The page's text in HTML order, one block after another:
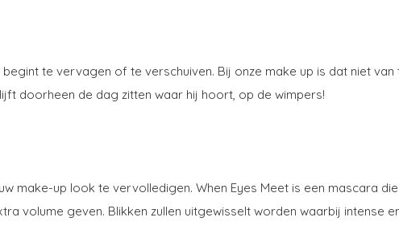
te vervagen of te verschuiven. Bij onze make up is dat niet
doorheen de dag zitten waar hij hoort, op de wimpers!
make-up look te vervolledigen. When Eyes Meet is een mascara
volume geven. Blikken zullen uitgewisselt worden waarbij intense